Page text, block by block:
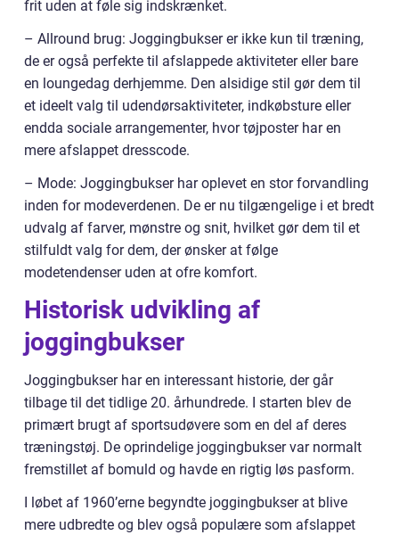
frit uden at føle sig indskrænket.
– Allround brug: Joggingbukser er ikke kun til træning,
de er også perfekte til afslappede aktiviteter eller bare
en loungedag derhjemme. Den alsidige stil gør dem til
et ideelt valg til udendørsaktiviteter, indkøbsture eller
endda sociale arrangementer, hvor tøjposter har en
mere afslappet dresscode.
– Mode: Joggingbukser har oplevet en stor forvandling
inden for modeverdenen. De er nu tilgængelige i et bredt
udvalg af farver, mønstre og snit, hvilket gør dem til et
stilfuldt valg for dem, der ønsker at følge
modetendenser uden at ofre komfort.
Historisk udvikling af
joggingbukser
Joggingbukser har en interessant historie, der går
tilbage til det tidlige 20. århundrede. I starten blev de
primært brugt af sportsudøvere som en del af deres
træningstøj. De oprindelige joggingbukser var normalt
fremstillet af bomuld og havde en rigtig løs pasform.
I løbet af 1960’erne begyndte joggingbukser at blive
mere udbredte og blev også populære som afslappet